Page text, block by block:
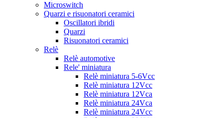
Microswitch
Quarzi e risuonatori ceramici
Oscillatori ibridi
Quarzi
Risuonatori ceramici
Relè
Relè automotive
Rele' miniatura
Relè miniatura 5-6Vcc
Relè miniatura 12Vcc
Relè miniatura 12Vca
Relè miniatura 24Vca
Relè miniatura 24Vcc